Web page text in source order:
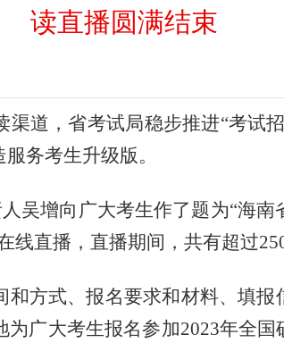
读直播圆满结束
渠道，省考试局稳步推进“考试
务考生升级版。
吴增向广大考生作了题为“海南
线直播 ， 直播期间， 共有超过
和方式、报名要求和材料、填
为广大考生报名参加2023年全国